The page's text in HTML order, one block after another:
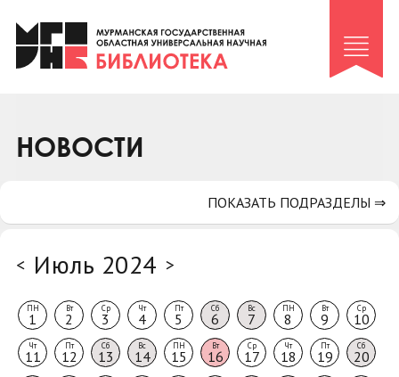
Клуб «Гиря и сельдерей»
Клуб «Семейный архив»
Коллегам
НОВОСТИ
< Июль 2024 >
ПН
1
Вт
2
Ср
3
Чт
4
Пт
5
Сб
6
Вс
7
ПН
8
Вт
9
Ср
10
Чт
11
Пт
12
Сб
13
Вс
14
ПН
15
Вт
16
Ср
17
Чт
18
Пт
19
Сб
20
ПОКАЗАТЬ ПОДРАЗДЕЛЫ ⇒